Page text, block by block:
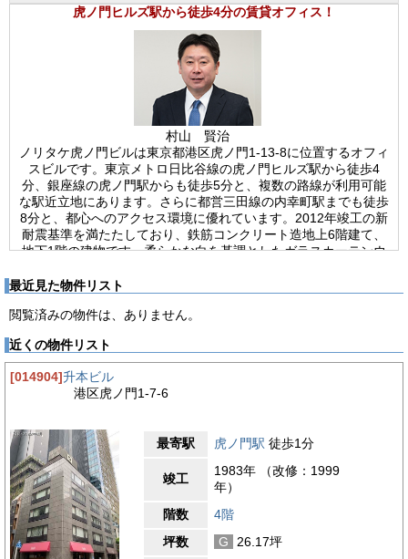
虎ノ門ヒルズ駅から徒歩4分の賃貸オフィス！
村山 賢治
ノリタケ虎ノ門ビルは東京都港区虎ノ門1-13-8に位置するオフィ
スビルです。東京メトロ日比谷線の虎ノ門ヒルズ駅から徒歩4
分、銀座線の虎ノ門駅からも徒歩5分と、複数の路線が利用可能
な駅近立地にあります。さらに都営三田線の内幸町駅までも徒歩
8分と、都心へのアクセス環境に優れています。2012年竣工の新
耐震基準を満たたしており、鉄筋コンクリート造地上6階建て、
地下1階の建物です。柔らかな白を基調としたガラスカーテンウ
基準階賃貸面積36.46坪の貸室は、天井高2,650mmを確保し効率
態で、プライバシーが確保された貸室となっています。執務環境
ント企業様のニーズに合わせたレイアウト設計が可能です。さら
に室外に男女別トイレも設けられるなど、細部にわたる配慮がな
されています。ビル設備としては乗用11人乗りのエレベーター
が1基、20台収容可能な機械式駐車場を完備しています。ますま
落ち着いた上質な環境とビジネス機能が調和した、機能性とプレ
ミアムな立地環境が魅力のオフィスビルです。
【周辺ガイド】
港区虎ノ門3に位置するノリタケ虎ノ門ビルです。近年大規模な
再開発が行われ、複合ビル、公園や緑地、商業施設が一体となっ
た魅力的な街区が生まれました。トレンドに敏感な人々を惹きつ
け、さらに魅力のあるエリアとなっています。ビジネスと生活の
最近見た物件リスト
閲覧済みの物件は、ありません。
近くの物件リスト
[014904]升本ビル
港区虎ノ門1-7-6
最寄駅 虎ノ門駅 徒歩1分
竣工
1983年 （改修：1999
年）
階数
4階
坪数
G 26.17坪